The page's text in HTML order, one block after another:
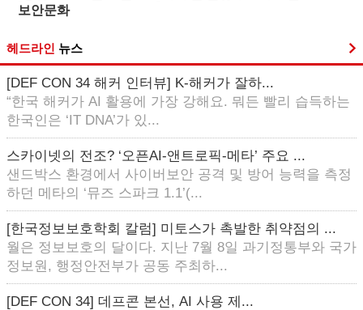
보안문화
헤드라인 뉴스
[DEF CON 34 해커 인터뷰] K-해커가 잘하...
“한국 해커가 AI 활용에 가장 강해요. 뭐든 빨리 습득하는
한국인은 ‘IT DNA’가 있...
스카이넷의 전조? ‘오픈AI-앤트로픽-메타’ 주요 ...
샌드박스 환경에서 사이버보안 공격 및 방어 능력을 측정
하던 메타의 ‘뮤즈 스파크 1.1’(...
[한국정보보호학회 칼럼] 미토스가 촉발한 취약점의 ...
월은 정보보호의 달이다. 지난 7월 8일 과기정통부와 국가
정보원, 행정안전부가 공동 주최하...
[DEF CON 34] 데프콘 본선, AI 사용 제...